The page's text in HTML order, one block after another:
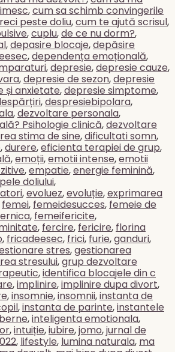
,cum sa schimb convingerile
peste doliu,cum te ajută scrisul,
,cuplu,de ce nu dorm?,
,depasire blocaje,depăsire
,dependența emoțională,
,depresie,depresie cauze,
,depresie de sezon,depresie
și anxietate,depresie simptome,
,despresiebipolara,
,dezvoltare personala,
Psihologie clinică,dezvoltare
stima de sine,dificultati somn,
,durere,eficienta terapiei de grup,
,emoții,emotii intense,emotii
,empatie,energie feminină,
doliului,
,evoluez,evoluție,exprimarea
femei, femeidesucces, femeie de
, femeifericite,
, fercire, fericire, florina
, fricadeesec, frici, furie,ganduri,
stres,gestionarea
stresului,grup dezvoltare
,identifica blocajele din c
,implinire,implinire dupa divort,
,insomnie,insomnii,instanta de
,instanta de parinte,instantele
,inteligenta emotionala,
,intuiție,iubire,jomo,jurnal de
, lifestyle, lumina naturala, ma